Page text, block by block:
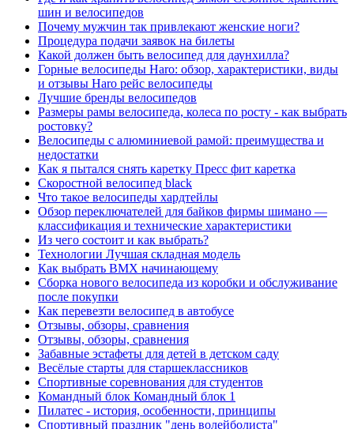
шин и велосипедов
Почему мужчин так привлекают женские ноги?
Процедура подачи заявок на билеты
Какой должен быть велосипед для даунхилла?
Горные велосипеды Haro: обзор, характеристики, виды
и отзывы Haro рейс велосипеды
Лучшие бренды велосипедов
Размеры рамы велосипеда, колеса по росту - как выбрать
ростовку?
Велосипеды с алюминиевой рамой: преимущества и
недостатки
Как я пытался снять каретку Пресс фит каретка
Скоростной велосипед black
Что такое велосипеды хардтейлы
Обзор переключателей для байков фирмы шимано —
классификация и технические характеристики
Из чего состоит и как выбрать?
Технологии Лучшая складная модель
Как выбрать BMX начинающему
Сборка нового велосипеда из коробки и обслуживание
после покупки
Как перевезти велосипед в автобусе
Отзывы, обзоры, сравнения
Отзывы, обзоры, сравнения
Забавные эстафеты для детей в детском саду
Весёлые старты для старшеклассников
Спортивные соревнования для студентов
Командный блок Командный блок 1
Пилатес - история, особенности, принципы
Спортивный праздник "день волейболиста"